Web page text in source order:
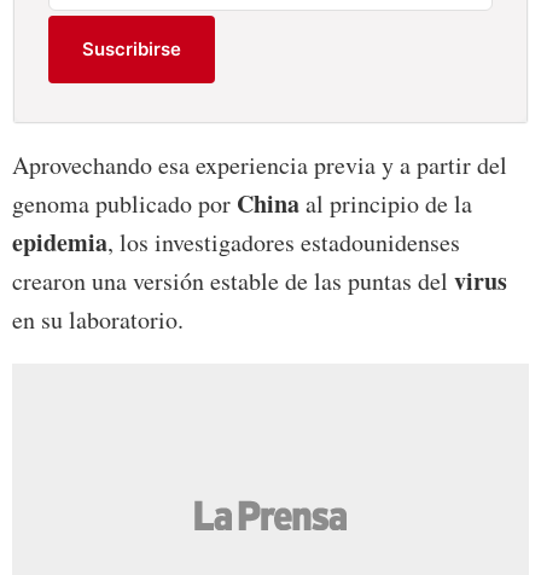
Suscribirse
Aprovechando esa experiencia previa y a partir del
genoma publicado por Chinaal principio de la
epidemia, los investigadores estadounidenses
crearon una versión estable de las puntas del virus
en su laboratorio.